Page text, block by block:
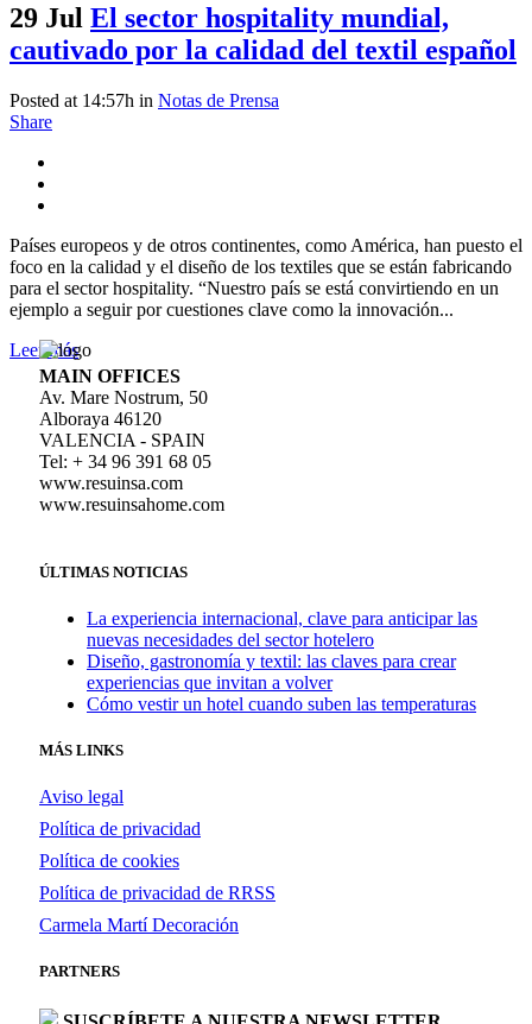
29 Jul El sector hospitality mundial,
cautivado por la calidad del textil español
Posted at 14:57h in Notas de Prensa
Share
Países europeos y de otros continentes, como América, han puesto el
foco en la calidad y el diseño de los textiles que se están fabricando
para el sector hospitality. “Nuestro país se está convirtiendo en un
ejemplo a seguir por cuestiones clave como la innovación...
Leer más
MAIN OFFICES
Av. Mare Nostrum, 50
Alboraya 46120
VALENCIA - SPAIN
Tel: + 34 96 391 68 05
www.resuinsa.com
www.resuinsahome.com
ÚLTIMAS NOTICIAS
La experiencia internacional, clave para anticipar las
nuevas necesidades del sector hotelero
Diseño, gastronomía y textil: las claves para crear
experiencias que invitan a volver
Cómo vestir un hotel cuando suben las temperaturas
MÁS LINKS
Aviso legal
Política de privacidad
Política de cookies
Política de privacidad de RRSS
Carmela Martí Decoración
PARTNERS